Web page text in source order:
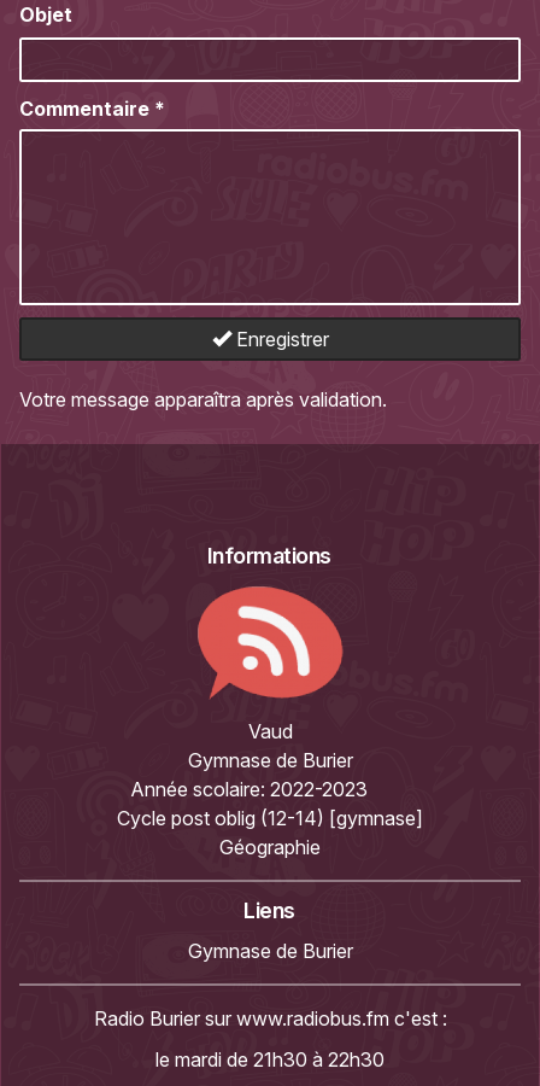
Objet
Commentaire *
Enregistrer
Votre message apparaîtra après validation.
Informations
Vaud
Gymnase de Burier
Année scolaire: 2022-2023
Cycle post oblig (12-14) [gymnase]
Géographie
Liens
Gymnase de Burier
Radio Burier sur www.radiobus.fmc'est :
le mardi de 21h30 à 22h30